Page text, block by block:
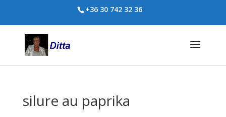
+36 30 742 32 36
silure au paprika